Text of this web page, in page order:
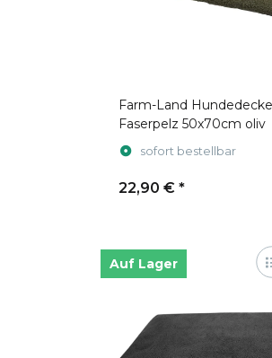
Farm-Land Hundedecke
Faserpelz 50x70cm oliv
sofort bestellbar
22,90 € *
Auf Lager